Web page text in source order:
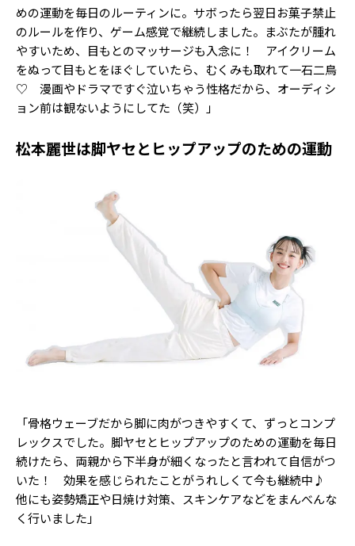
めの運動を毎日のルーティンに。サボったら翌日お菓子禁止
のルールを作り、ゲーム感覚で継続しました。まぶたが腫れ
やすいため、目もとのマッサージも入念に！ アイクリーム
をぬって目もとをほぐしていたら、むくみも取れて一石二鳥
♡ 漫画やドラマですぐ泣いちゃう性格だから、オーディシ
ョン前は観ないようにしてた（笑）」
松本麗世は脚ヤセとヒップアップのための運動
「骨格ウェーブだから脚に肉がつきやすくて、ずっとコンプ
レックスでした。脚ヤセとヒップアップのための運動を毎日
続けたら、両親から下半身が細くなったと言われて自信がつ
いた！ 効果を感じられたことがうれしくて今も継続中♪
他にも姿勢矯正や日焼け対策、スキンケアなどをまんべんな
く行いました」